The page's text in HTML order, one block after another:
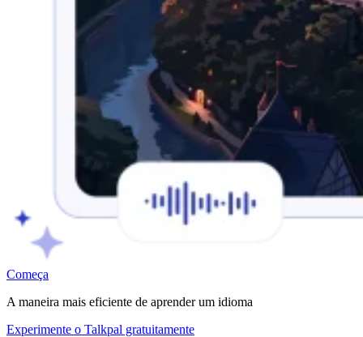
Começa
A maneira mais eficiente de aprender um idioma
Experimente o Talkpal gratuitamente